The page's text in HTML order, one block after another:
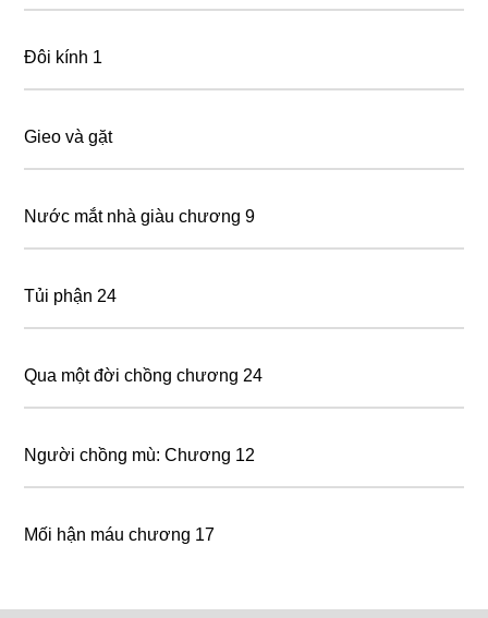
Đôi kính 1
Gieo và gặt
Nước mắt nhà giàu chương 9
Tủi phận 24
Qua một đời chồng chương 24
Người chồng mù: Chương 12
Mối hận máu chương 17